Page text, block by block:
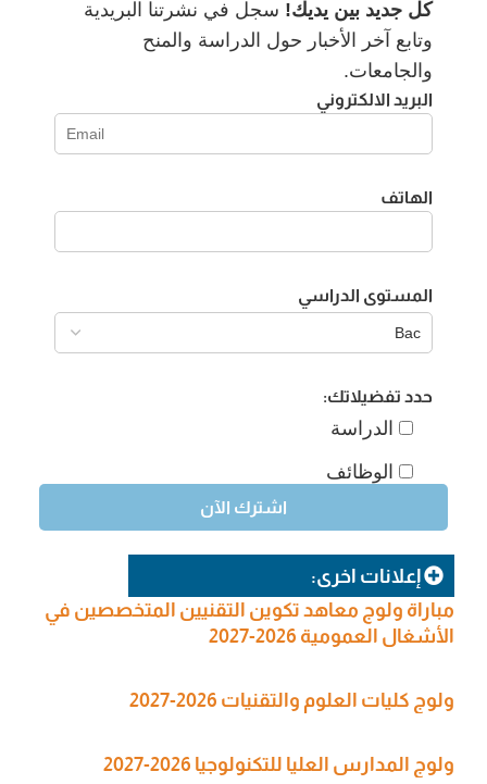
كل جديد بين يديك! سجل في نشرتنا البريدية
وتابع آخر الأخبار حول الدراسة والمنح
والجامعات.
البريد الالكتروني
الهاتف
المستوى الدراسي
حدد تفضيلاتك:
الدراسة
الوظائف
إعلانات اخرى:
مباراة ولوج معاهد تكوين التقنيين المتخصصين في
الأشغال العمومية 2026-2027
ولوج كليات العلوم والتقنيات 2026-2027
ولوج المدارس العليا للتكنولوجيا 2026-2027